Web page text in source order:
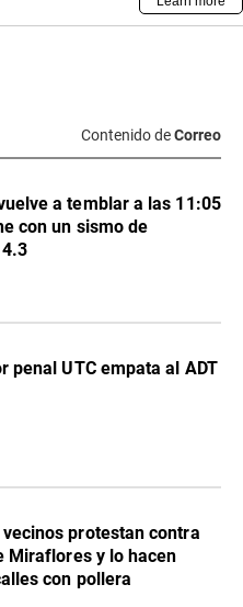
Contenido deCorreo
a temblar a las 11:05
con un sismo de
penal UTC empata al ADT
protestan contra
Miraflores y lo hacen
con pollera